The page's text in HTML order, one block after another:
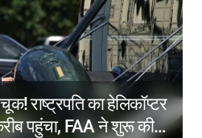
राष्ट्रपति का हेलिकॉप्टर
पहुंचा, FAA ने शुरू की